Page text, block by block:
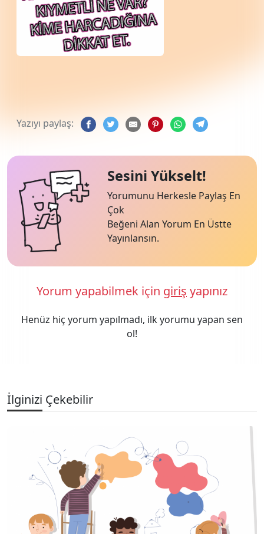
Yazıyı paylaş:
Sesini Yükselt!
Yorumunu Herkesle Paylaş En
Çok
Beğeni Alan Yorum En Üstte
Yayınlansın.
Yorum yapabilmek için giriş yapınız
Henüz hiç yorum yapılmadı, ilk yorumu yapan sen
ol!
İlginizi Çekebilir